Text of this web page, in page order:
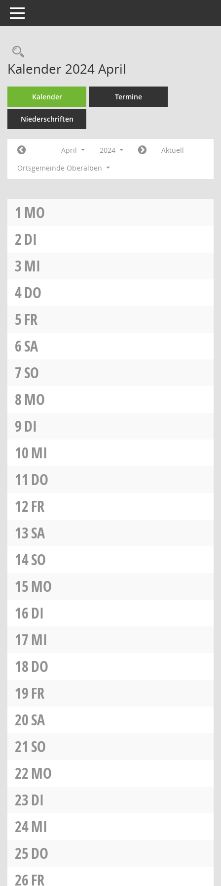
Toggle navigation
Rechercheauswahl
Kalender 2024 April
Kalender Termine
Niederschriften
April 2024
Aktuell
Ortsgemeinde Oberalben
1 MO
2DI
3MI
4DO
5FR
6SA
7SO
8MO
9DI
10MI
11 DO
12FR
13SA
14SO
15MO
16DI
17MI
18DO
19FR
20SA
21 SO
22MO
23DI
24MI
25DO
26FR